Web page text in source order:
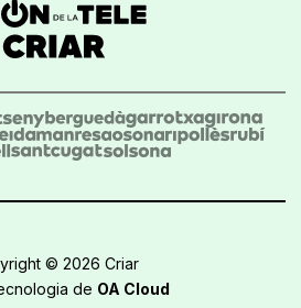
© 2026 Criar
de OA Cloud